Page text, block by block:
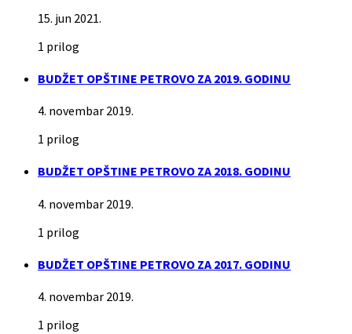
15. jun 2021.
1 prilog
BUDŽET OPŠTINE PETROVO ZA 2019. GODINU
4. novembar 2019.
1 prilog
BUDŽET OPŠTINE PETROVO ZA 2018. GODINU
4. novembar 2019.
1 prilog
BUDŽET OPŠTINE PETROVO ZA 2017. GODINU
4. novembar 2019.
1 prilog